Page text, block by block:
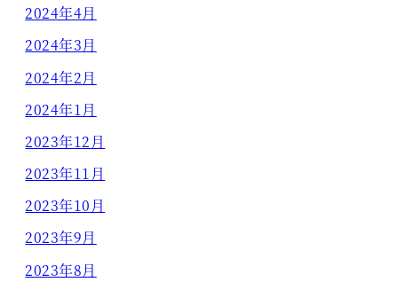
2024年4月
2024年3月
2024年2月
2024年1月
2023年12月
2023年11月
2023年10月
2023年9月
2023年8月